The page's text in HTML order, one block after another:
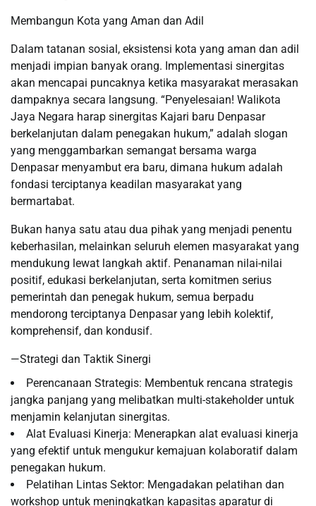
Membangun Kota yang Aman dan Adil
Dalam tatanan sosial, eksistensi kota yang aman dan adil
menjadi impian banyak orang. Implementasi sinergitas
akan mencapai puncaknya ketika masyarakat merasakan
dampaknya secara langsung. “Penyelesaian! Walikota
Jaya Negara harap sinergitas Kajari baru Denpasar
berkelanjutan dalam penegakan hukum,” adalah slogan
yang menggambarkan semangat bersama warga
Denpasar menyambut era baru, dimana hukum adalah
fondasi terciptanya keadilan masyarakat yang
bermartabat.
Bukan hanya satu atau dua pihak yang menjadi penentu
keberhasilan, melainkan seluruh elemen masyarakat yang
mendukung lewat langkah aktif. Penanaman nilai-nilai
positif, edukasi berkelanjutan, serta komitmen serius
pemerintah dan penegak hukum, semua berpadu
mendorong terciptanya Denpasar yang lebih kolektif,
komprehensif, dan kondusif.
—Strategi dan Taktik Sinergi
Perencanaan Strategis: Membentuk rencana strategis
jangka panjang yang melibatkan multi-stakeholder untuk
menjamin kelanjutan sinergitas.
Alat Evaluasi Kinerja: Menerapkan alat evaluasi kinerja
yang efektif untuk mengukur kemajuan kolaboratif dalam
penegakan hukum.
Pelatihan Lintas Sektor: Mengadakan pelatihan dan
workshop untuk meningkatkan kapasitas aparatur di